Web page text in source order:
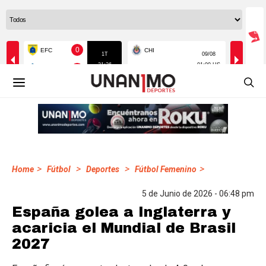
Home > Fútbol > Deportes > Fútbol Femenino >
5 de Junio de 2026 - 06:48 pm
España golea a Inglaterra y
acaricia el Mundial de Brasil
2027